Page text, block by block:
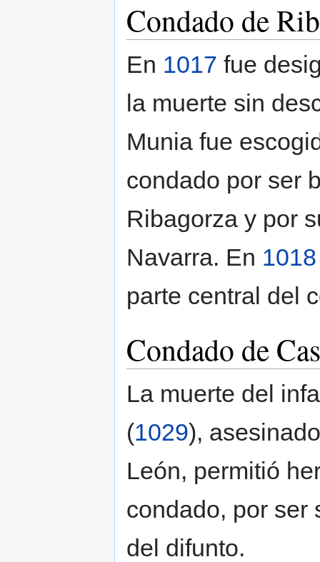
Condado de
En 1017 fue
la muerte sin
Munia fue
condado por ser
Ribagorza y por
Navarra. En 1018
parte central del
Condado de
La muerte del
(1029),
León, permitió
condado, por ser
del difunto.